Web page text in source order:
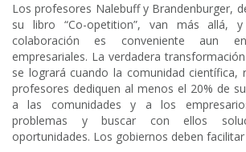
Los profesores Nalebuff y Brandenburger,
su libro “Co-opetition”, van más allá,
colaboración es conveniente aun
empresariales. La verdadera
se logrará cuando la comunidad científica,
profesores dediquen al menos el 20% de
a las comunidades y a los
problemas y buscar con ellos
oportunidades. Los gobiernos deben